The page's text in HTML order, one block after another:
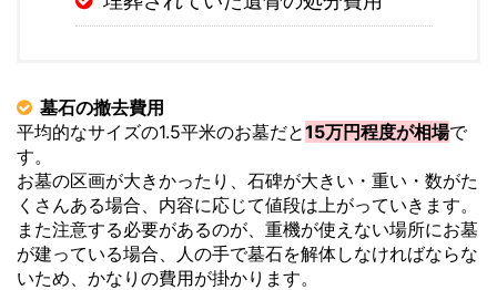
墓石の撤去費用
平均的なサイズの1.5平米のお墓だと15万円程度が相場で
す。
お墓の区画が大きかったり、石碑が大きい・重い・数がた
くさんある場合、内容に応じて値段は上がっていきます。
また注意する必要があるのが、重機が使えない場所にお墓
が建っている場合、人の手で墓石を解体しなければならな
いため、かなりの費用が掛かります。